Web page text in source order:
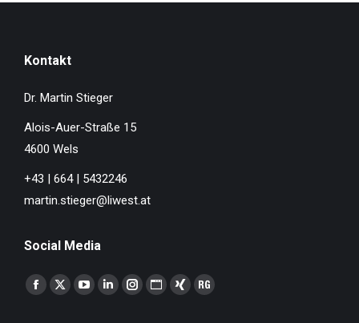
Kontakt
Dr. Martin Stieger
Alois-Auer-Straße 15
4600 Wels
+43 | 664 | 5432246
martin.stieger@liwest.at
Social Media
Finden Sie uns auf:
Facebook
X
YouTubeLinkedinInstagram
Website
XINGResearchGate